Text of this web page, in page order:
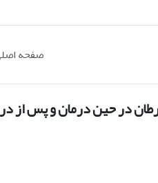
صفحه
در حین درمان و پس از